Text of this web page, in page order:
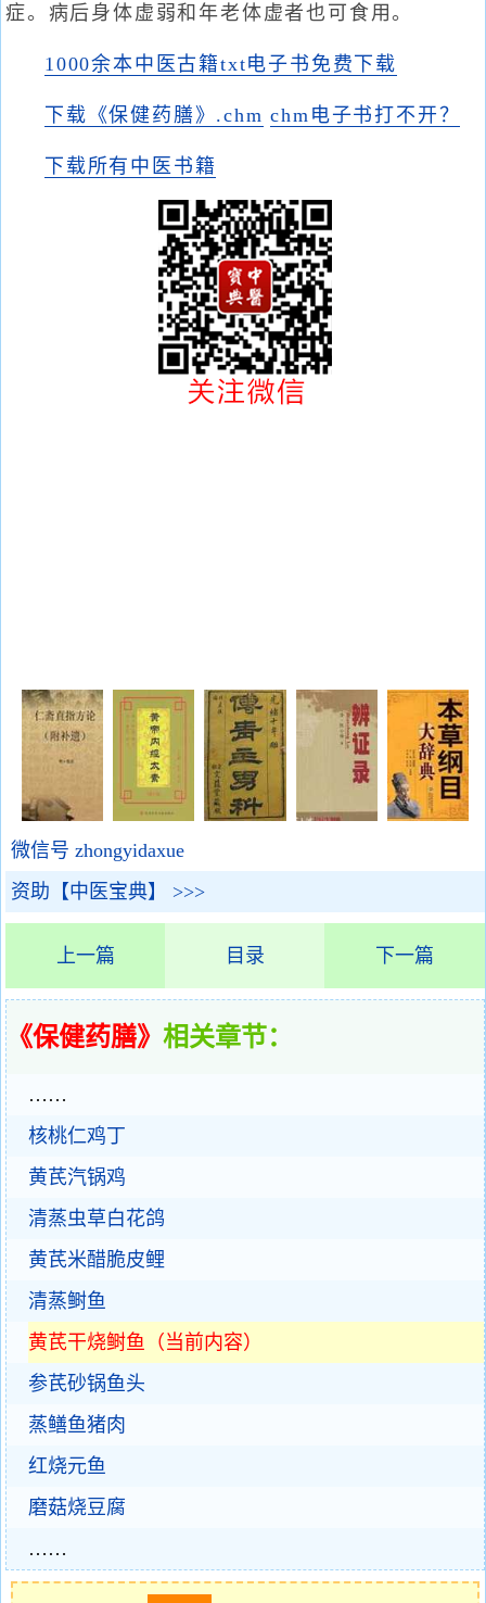
症。病后身体虚弱和年老体虚者也可食用。
1000余本中医古籍txt电子书免费下载
下载《保健药膳》.chm chm电子书打不开？
下载所有中医书籍
微信号 zhongyidaxue
资助【中医宝典】 >>>
上一篇 目录 下一篇
《保健药膳》 相关章节：
……
核桃仁鸡丁
黄芪汽锅鸡
清蒸虫草白花鸽
黄芪米醋脆皮鲤
清蒸鲥鱼
黄芪干烧鲥鱼（当前内容）
参芪砂锅鱼头
蒸鳝鱼猪肉
红烧元鱼
磨菇烧豆腐
……